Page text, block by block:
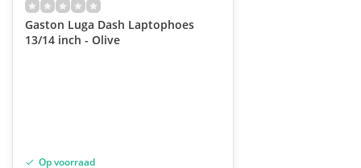
Gaston Luga Dash Laptophoes
13/14 inch - Olive
Op voorraad